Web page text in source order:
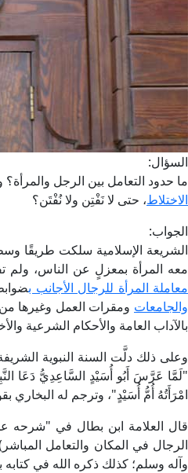
السؤال:
ما حدود التعامل بين الرجل
الاختلاط، حتى لا نَفْتِن ولا نُفْتَن؟
الجواب:
الشريعة الإسلامية سلكت طريقًا
معه المرأة بمعزلٍ عن الناس، ولم
معاملة المرأة للرجال الأجانب ب
والجامعات ومقرات العمل وغيرها من
بالآداب العامة والأحكام الشرعية
وعلى ذلك دلَّت السنة النبوية
"لَمَّا عَرَّسَ أَبُو أُسَيْدٍ السَّاعِدِيُّ دَعَا
امْرَأَتُهُ أُمُّ أُسَيْدٍ"، وترجم له
الرجال في المكان والتعامل
وآله وسلم؛ كذلك ذكره الله في كتابه